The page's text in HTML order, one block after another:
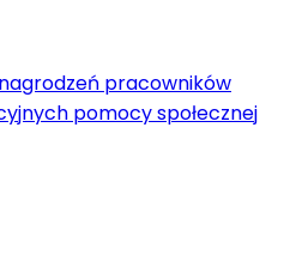
pracowników
pomocy społecznej